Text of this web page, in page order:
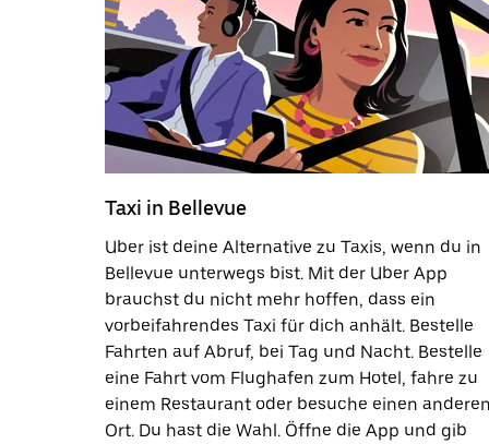
Taxi in Bellevue
Uber ist deine Alternative zu Taxis, wenn du in
Bellevue unterwegs bist. Mit der Uber App
brauchst du nicht mehr hoffen, dass ein
vorbeifahrendes Taxi für dich anhält. Bestelle
Fahrten auf Abruf, bei Tag und Nacht. Bestelle
eine Fahrt vom Flughafen zum Hotel, fahre zu
einem Restaurant oder besuche einen anderen
Ort. Du hast die Wahl. Öffne die App und gib